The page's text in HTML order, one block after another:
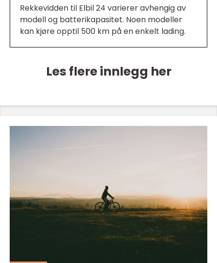
Rekkevidden til Elbil 24 varierer avhengig av
modell og batterikapasitet. Noen modeller
kan kjøre opptil 500 km på en enkelt lading.
Les flere innlegg her